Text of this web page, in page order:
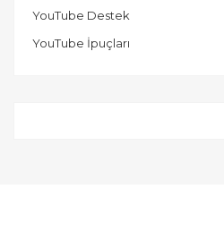
YouTube Destek
YouTube İpuçları